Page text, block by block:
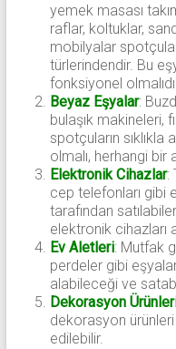
yemek masası
raflar, koltuklar,
mobilyalar
türlerindendir. Bu
fonksiyonel
Beyaz Eşyalar:
bulaşık makineleri,
spotçuların sıklıkla
olmalı, herhangi bir
Elektronik Cihazlar:
cep telefonları gibi
tarafından
elektronik cihazları
Ev Aletleri: Mutfak
perdeler gibi
alabileceği ve
Dekorasyon
dekorasyon
edilebilir.